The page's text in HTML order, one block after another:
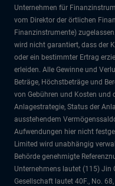
Unternehmen für
vom Direktor der örtlichen
Finanzinstrumente)
wird nicht garantiert, dass der
oder ein bestimmter Ertrag
erleiden. Alle Gewinne und
Beträge, Höchstbeträge und
von Gebühren und Kosten und
Anlagestrategie, Status der
ausstehendem
Aufwendungen hier nicht
Limited wird unabhängig
Behörde genehmigte
Unternehmens lautet (115) Jin
Gesellschaft lautet 40F., No.